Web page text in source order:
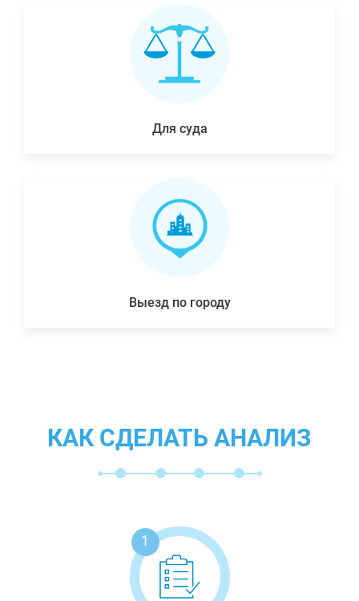
Для суда
Выезд по городу
КАК СДЕЛАТЬ АНАЛИЗ
1